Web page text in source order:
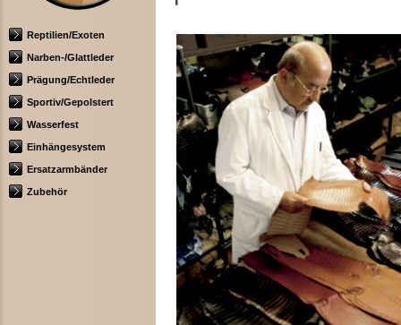
Reptilien/Exoten
Narben-/Glattleder
Prägung/Echtleder
Sportiv/Gepolstert
Wasserfest
Einhängesystem
Ersatzarmbänder
Zubehör